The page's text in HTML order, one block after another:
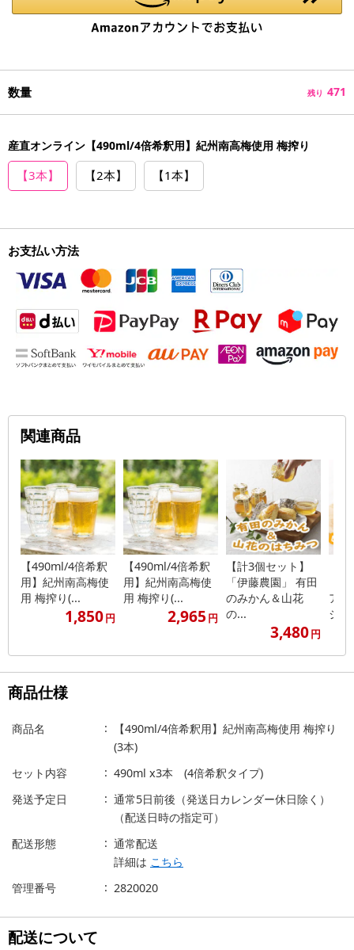
数量 残り 471
産直オンライン【490ml/4倍希釈用】紀州南高梅使用 梅搾り
【3本】 【2本】 【1本】
お支払い方法
関連商品
【490ml/4倍希釈
用】紀州南高梅使
用 梅搾り(...
1,850円
【490ml/4倍希釈
用】紀州南高梅使
用 梅搾り(...
2,965 円
【計3個セット】
「伊藤農園」 有田
のみかん＆山花
の...
3,480円
ア
ジ...
商品仕様
商品名
【490ml/4倍希釈用】紀州南高梅使用 梅搾り
(3本)
セット内容
490ml x3本 (4倍希釈タイプ)
発送予定日
通常5日前後（発送日カレンダー休日除く）
（配送日時の指定可）
配送形態
通常配送
詳細は こちら
管理番号
2820020
配送について